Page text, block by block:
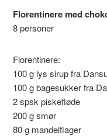
Florentinere med
8 personer
Florentinere:
100 g lys sirup fra
100 g bagesukker fra
2 spsk piskefløde
200 g smør
80 g mandelflager